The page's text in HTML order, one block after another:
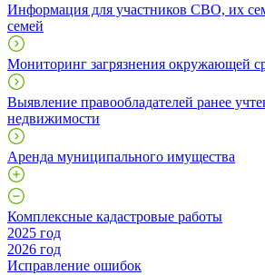
Информация для участников СВО, их
семей
Мониторинг загрязнения окружающей
Выявление правообладателей ранее
недвижимости
Аренда муниципального имущества
Комплексные кадастровые работы
2025 год
2026 год
Исправление ошибок